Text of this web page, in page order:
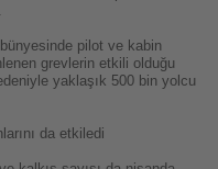
pilot ve kabin
grevlerin etkili olduğu
yaklaşık 500 bin yolcu
da etkiledi